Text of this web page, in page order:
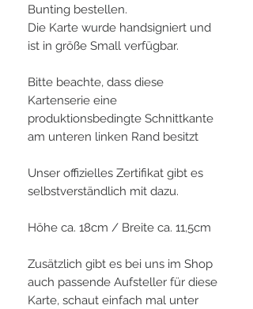
Bunting bestellen.
Die Karte wurde handsigniert und
ist in größe Small verfügbar.
Bitte beachte, dass diese
Kartenserie eine
produktionsbedingte Schnittkante
am unteren linken Rand besitzt
Unser offizielles Zertifikat gibt es
selbstverständlich mit dazu.
Höhe ca. 18cm / Breite ca. 11,5cm
Zusätzlich gibt es bei uns im Shop
auch passende Aufsteller für diese
Karte, schaut einfach mal unter